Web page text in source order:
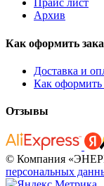
Прайс лист
Архив
Как оформить
Доставка и
Как оформить
Отзывы
© Компания
персональных